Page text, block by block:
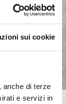
sui cookie
anche di terze
e servizi in